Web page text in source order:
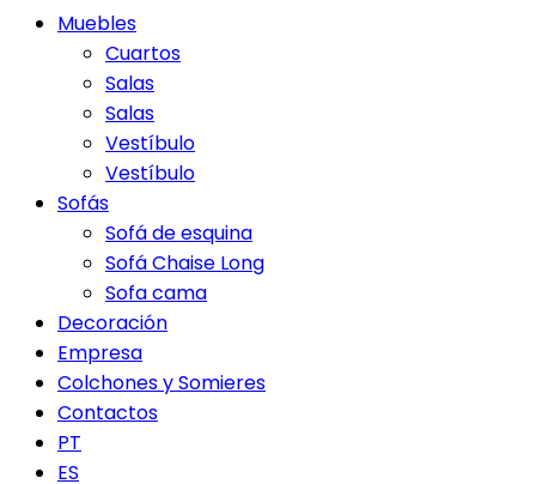
Muebles
Cuartos
Salas
Salas
Vestíbulo
Vestíbulo
Sofás
Sofá de esquina
Sofá Chaise Long
Sofa cama
Decoración
Empresa
Colchones y Somieres
Contactos
PT
ES